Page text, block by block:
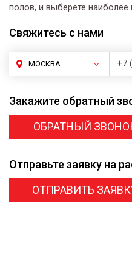
полов, и выберете
Свяжитесь с нами
МОСКВА +7
Закажите обратный
ОБРАТНЫЙ
Отправьте заявку на
ОТПРАВИТЬ